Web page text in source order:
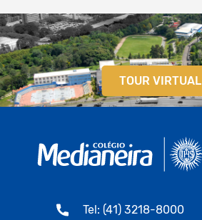
TOUR VIRTUAL
Tel: (41) 3218-8000